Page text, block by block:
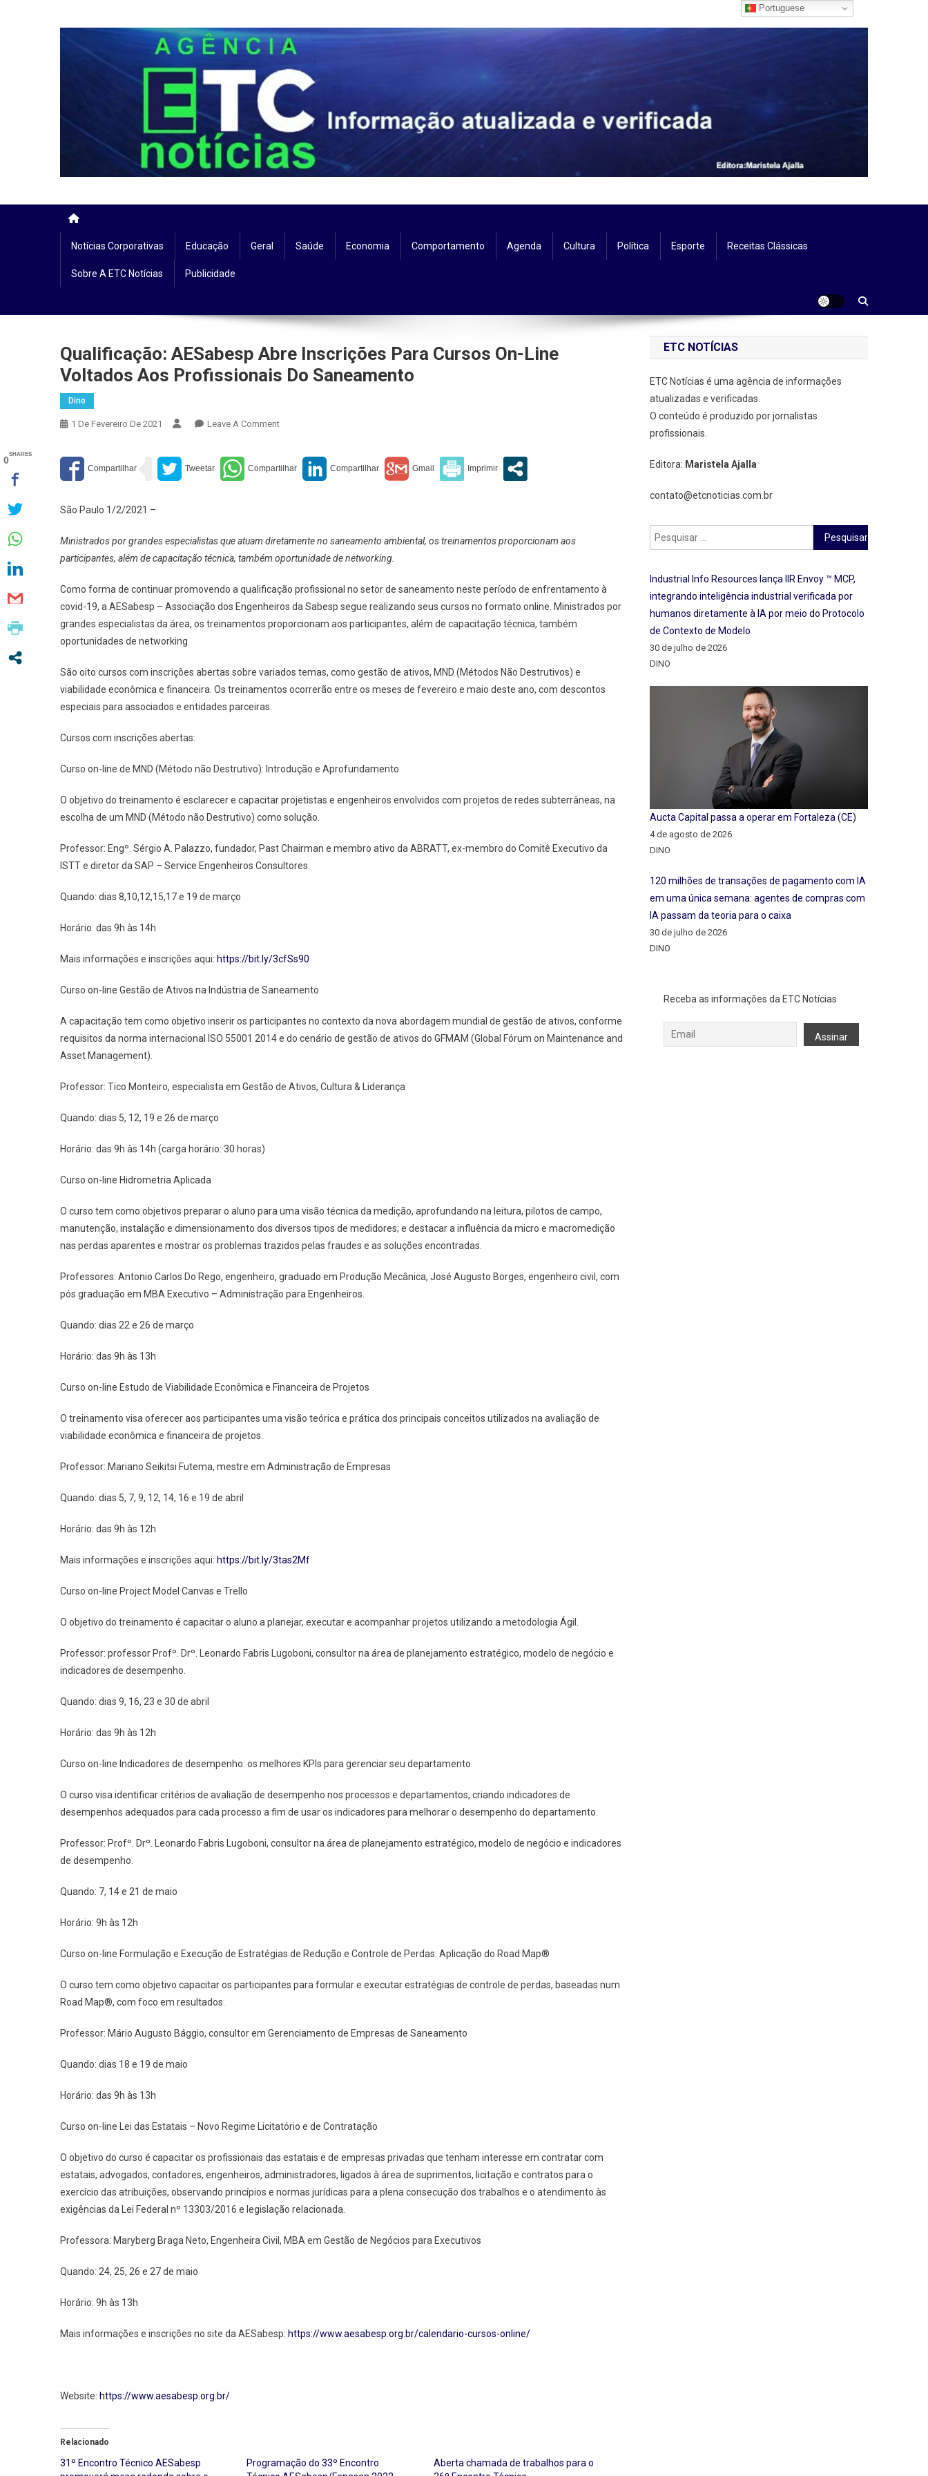
Notícias Corporativas Educação Geral Saúde Economia Comportamento Agenda Cultura Política Esporte Receitas Clássicas
Sobre A ETC Notícias Publicidade
Qualificação: AESabesp Abre Inscrições Para Cursos On-Line
Voltados Aos Profissionais Do Saneamento
Dino
1 De Fevereiro De 2021 Leave A CommentOn
AESabesp
Abre
Voltados
Profissionais
Saneamento
São Paulo 1/2/2021 –
Ministrados por grandes especialistas que atuam diretamente no saneamento ambiental, os treinamentos proporcionam aos
participantes, além de capacitação técnica, também oportunidade de networking.
Como forma de continuar promovendo a qualificação profissional no setor de saneamento neste período de enfrentamento à
covid-19, a AESabesp – Associação dos Engenheiros da Sabesp segue realizando seus cursos no formato online. Ministrados por
grandes especialistas da área, os treinamentos proporcionam aos participantes, além de capacitação técnica, também
oportunidades de networking.
São oito cursos com inscrições abertas sobre variados temas, como gestão de ativos, MND (Métodos Não Destrutivos) e
viabilidade econômica e financeira. Os treinamentos ocorrerão entre os meses de fevereiro e maio deste ano, com descontos
especiais para associados e entidades parceiras.
Cursos com inscrições abertas:
Curso on-line de MND (Método não Destrutivo): Introdução e Aprofundamento
O objetivo do treinamento é esclarecer e capacitar projetistas e engenheiros envolvidos com projetos de redes subterrâneas, na
escolha de um MND (Método não Destrutivo) como solução.
Professor: Engº. Sérgio A. Palazzo, fundador, Past Chairman e membro ativo da ABRATT, ex-membro do Comitê Executivo da
ISTT e diretor da SAP – Service Engenheiros Consultores.
Quando: dias 8,10,12,15,17 e 19 de março
Horário: das 9h às 14h
Mais informações e inscrições aqui: https://bit.ly/3cfSs90
Curso on-line Gestão de Ativos na Indústria de Saneamento
A capacitação tem como objetivo inserir os participantes no contexto da nova abordagem mundial de gestão de ativos, conforme
requisitos da norma internacional ISO 55001 2014 e do cenário de gestão de ativos do GFMAM (Global Fórum on Maintenance and
Asset Management).
Professor: Tico Monteiro, especialista em Gestão de Ativos, Cultura & Liderança
Quando: dias 5, 12, 19 e 26 de março
Horário: das 9h às 14h (carga horário: 30 horas)
Curso on-line Hidrometria Aplicada
O curso tem como objetivos preparar o aluno para uma visão técnica da medição, aprofundando na leitura, pilotos de campo,
manutenção, instalação e dimensionamento dos diversos tipos de medidores; e destacar a influência da micro e macromedição
nas perdas aparentes e mostrar os problemas trazidos pelas fraudes e as soluções encontradas.
Professores: Antonio Carlos Do Rego, engenheiro, graduado em Produção Mecânica, José Augusto Borges, engenheiro civil, com
pós graduação em MBA Executivo – Administração para Engenheiros.
Quando: dias 22 e 26 de março
Horário: das 9h às 13h
Curso on-line Estudo de Viabilidade Econômica e Financeira de Projetos
O treinamento visa oferecer aos participantes uma visão teórica e prática dos principais conceitos utilizados na avaliação de
viabilidade econômica e financeira de projetos.
Professor: Mariano Seikitsi Futema, mestre em Administração de Empresas
Quando: dias 5, 7, 9, 12, 14, 16 e 19 de abril
Horário: das 9h às 12h
Mais informações e inscrições aqui: https://bit.ly/3tas2Mf
Curso on-line Project Model Canvas e Trello
O objetivo do treinamento é capacitar o aluno a planejar, executar e acompanhar projetos utilizando a metodologia Ágil.
Professor: professor Profº. Drº. Leonardo Fabris Lugoboni, consultor na área de planejamento estratégico, modelo de negócio e
indicadores de desempenho.
Quando: dias 9, 16, 23 e 30 de abril
Horário: das 9h às 12h
Curso on-line Indicadores de desempenho: os melhores KPIs para gerenciar seu departamento
O curso visa identificar critérios de avaliação de desempenho nos processos e departamentos, criando indicadores de
desempenhos adequados para cada processo a fim de usar os indicadores para melhorar o desempenho do departamento.
Professor: Profº. Drº. Leonardo Fabris Lugoboni, consultor na área de planejamento estratégico, modelo de negócio e indicadores
de desempenho.
Quando: 7, 14 e 21 de maio
Horário: 9h às 12h
Curso on-line Formulação e Execução de Estratégias de Redução e Controle de Perdas: Aplicação do Road Map®
O curso tem como objetivo capacitar os participantes para formular e executar estratégias de controle de perdas, baseadas num
Road Map®, com foco em resultados.
Professor: Mário Augusto Bággio, consultor em Gerenciamento de Empresas de Saneamento
Quando: dias 18 e 19 de maio
Horário: das 9h às 13h
Curso on-line Lei das Estatais – Novo Regime Licitatório e de Contratação
O objetivo do curso é capacitar os profissionais das estatais e de empresas privadas que tenham interesse em contratar com
estatais, advogados, contadores, engenheiros, administradores, ligados à área de suprimentos, licitação e contratos para o
exercício das atribuições, observando princípios e normas jurídicas para a plena consecução dos trabalhos e o atendimento às
exigências da Lei Federal nº 13303/2016 e legislação relacionada.
Professora: Maryberg Braga Neto, Engenheira Civil, MBA em Gestão de Negócios para Executivos
Quando: 24, 25, 26 e 27 de maio
Horário: 9h às 13h
Mais informações e inscrições no site da AESabesp: https://www.aesabesp.org.br/calendario-cursos-online/
Website: https://www.aesabesp.org.br/
Relacionado
31º Encontro Técnico AESabesp
Programação do 33º Encontro
Aberta chamada de trabalhos para o
ETC NOTÍCIAS
ETC Notícias é uma agência de informações
atualizadas e verificadas.
O conteúdo é produzido por jornalistas
profissionais.
Editora: Maristela Ajalla
contato@etcnoticias.com.br
Pesquisar
por:
Industrial Info Resources lança IIR Envoy ™ MCP,
integrando inteligência industrial verificada por
humanos diretamente à IA por meio do Protocolo
de Contexto de Modelo
30 de julho de 2026
DINO
Aucta Capital passa a operar em Fortaleza (CE)
4 de agosto de 2026
DINO
120 milhões de transações de pagamento com IA
em uma única semana: agentes de compras com
IA passam da teoria para o caixa
30 de julho de 2026
DINO
Receba as informações da ETC Notícias
Portuguese
0SHARES